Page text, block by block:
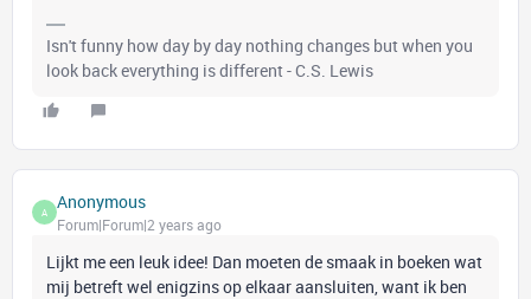
Isn't funny how day by day nothing changes but when you
look back everything is different - C.S. Lewis
A Anonymous
Forum|Forum|2 years ago
Lijkt me een leuk idee! Dan moeten de smaak in boeken wat
mij betreft wel enigzins op elkaar aansluiten, want ik ben